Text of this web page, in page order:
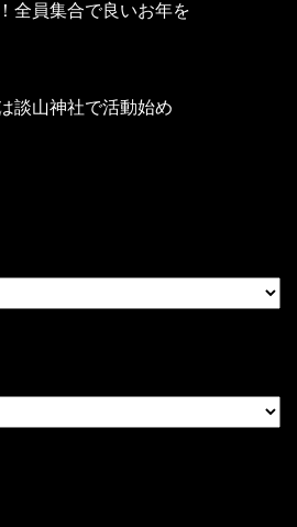
全員集合で良いお年を
談山神社で活動始め